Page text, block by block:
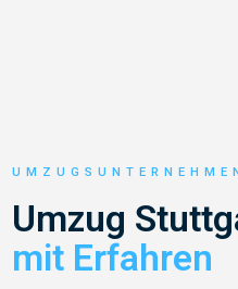
Umzug
mit Erfahren